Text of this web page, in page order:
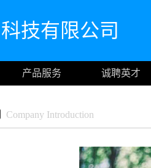
技有限公司
产品服务 诚聘英才
Company Introduction